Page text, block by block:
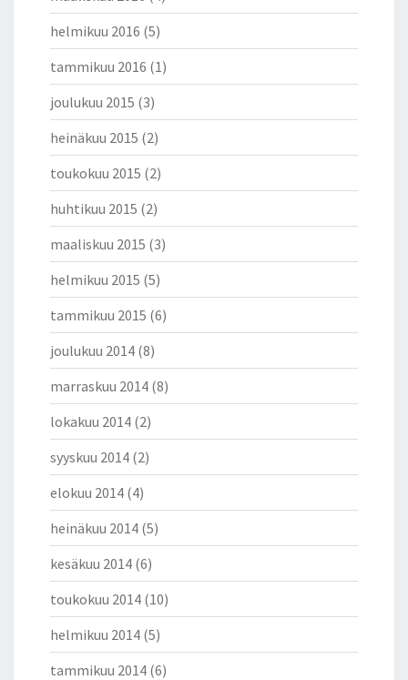
helmikuu 2016 (5)
tammikuu 2016 (1)
joulukuu 2015 (3)
heinäkuu 2015 (2)
toukokuu 2015 (2)
huhtikuu 2015 (2)
maaliskuu 2015 (3)
helmikuu 2015 (5)
tammikuu 2015 (6)
joulukuu 2014 (8)
marraskuu 2014 (8)
lokakuu 2014 (2)
syyskuu 2014 (2)
elokuu 2014 (4)
heinäkuu 2014 (5)
kesäkuu 2014 (6)
toukokuu 2014 (10)
helmikuu 2014 (5)
tammikuu 2014 (6)